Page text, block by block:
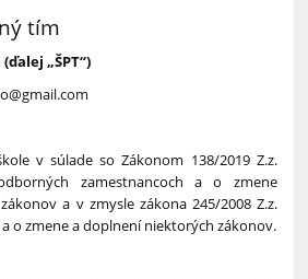
tím
„ŠPT“)
v súlade so Zákonom 138/2019 Z.z.
zamestnancoch a o zmene
a v zmysle zákona 245/2008 Z.z.
o zmene a doplnení niektorých zákonov.